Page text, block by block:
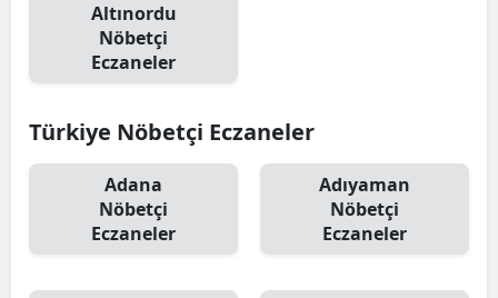
Altınordu
Nöbetçi
Eczaneler
Türkiye Nöbetçi Eczaneler
Adana
Nöbetçi
Eczaneler
Adıyaman
Nöbetçi
Eczaneler